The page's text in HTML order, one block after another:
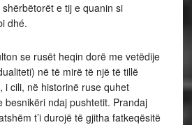
e tij e quanin si
dhé.
se rusët heqin dorë me vetëdije
në të mirë të një të tillë
i cili, në historinë ruse quhet
besnikëri ndaj pushtetit. Prandaj
t’i durojë të gjitha fatkeqësitë